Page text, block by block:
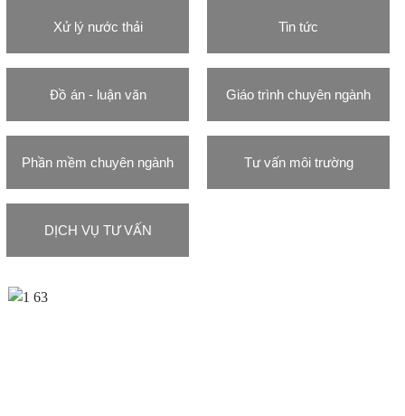
Xử lý nước thải Tin tức
Đồ án - luận văn Giáo trình chuyên ngành
Phần mềm chuyên ngành Tư vấn môi trường
DỊCH VỤ TƯ VẤN